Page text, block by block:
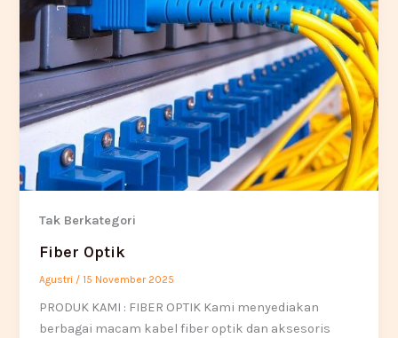
Tak Berkategori
Fiber Optik
Agustri /15 November 2025
PRODUK KAMI : FIBER OPTIK Kami menyediakan
berbagai macam kabel fiber optik dan aksesoris